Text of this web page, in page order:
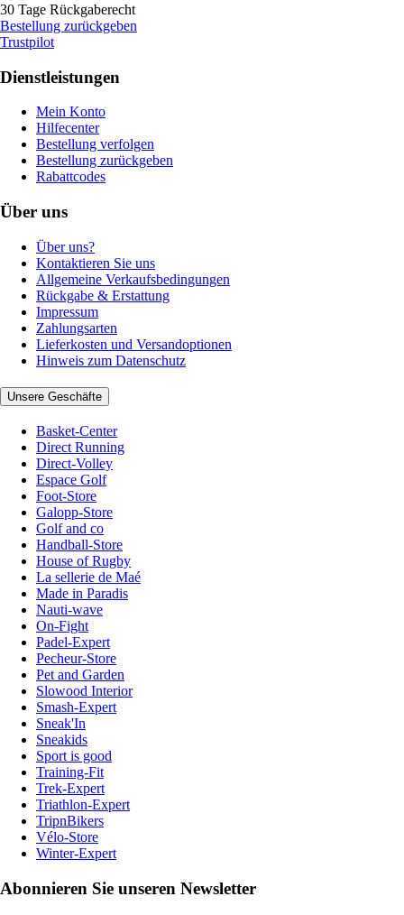
30 Tage Rückgaberecht
Bestellung zurückgeben
Trustpilot
Dienstleistungen
Mein Konto
Hilfecenter
Bestellung verfolgen
Bestellung zurückgeben
Rabattcodes
Über uns
Über uns?
Kontaktieren Sie uns
Allgemeine Verkaufsbedingungen
Rückgabe & Erstattung
Impressum
Zahlungsarten
Lieferkosten und Versandoptionen
Hinweis zum Datenschutz
Unsere Geschäfte
Basket-Center
Direct Running
Direct-Volley
Espace Golf
Foot-Store
Galopp-Store
Golf and co
Handball-Store
House of Rugby
La sellerie de Maé
Made in Paradis
Nauti-wave
On-Fight
Padel-Expert
Pecheur-Store
Pet and Garden
Slowood Interior
Smash-Expert
Sneak'In
Sneakids
Sport is good
Training-Fit
Trek-Expert
Triathlon-Expert
TripnBikers
Vélo-Store
Winter-Expert
Abonnieren Sie unseren Newsletter